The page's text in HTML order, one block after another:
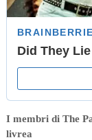
I membri di The
livrea